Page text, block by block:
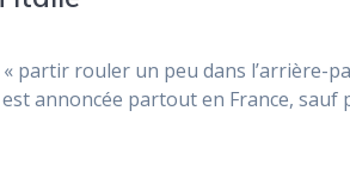
partir rouler un peu dans l’arrière-
annoncée partout en France, sauf